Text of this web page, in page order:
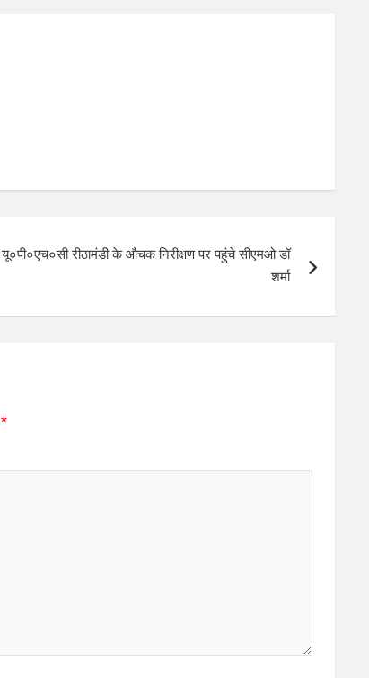
यू०पी०एच०सी रीठामंडी के औचक निरीक्षण पर पहुंचे सीएमओ डॉ
शर्मा
*